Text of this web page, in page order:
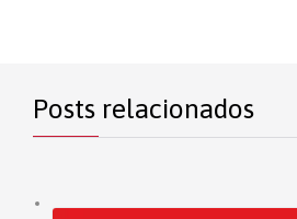
Posts relacionados